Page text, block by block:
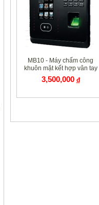
MB10 - Máy chấm công
khuôn mặt kết hợp vân tay
3,500,000 đ